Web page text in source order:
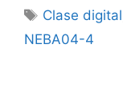
Etiquetas
Clase digital
NEBA04-4